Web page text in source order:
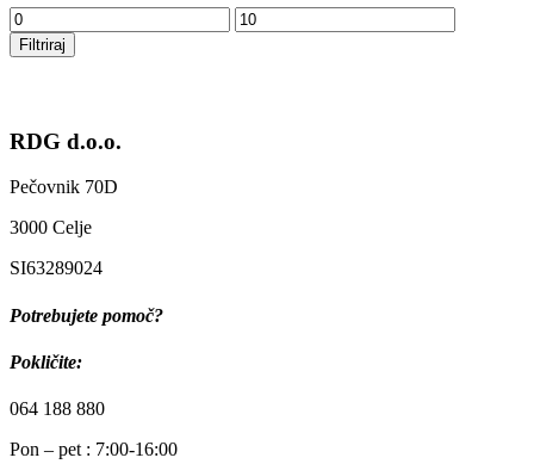
Min
cena
Max
cena
Filtriraj
RDG d.o.o.
Pečovnik 70D
3000 Celje
SI63289024
Potrebujete pomoč?
Pokličite:
064 188 880
Pon – pet : 7:00-16:00